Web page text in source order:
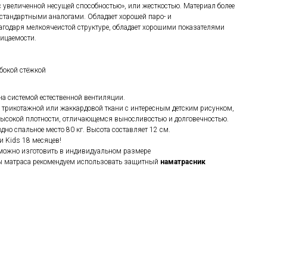
увеличенной несущей способностью», или жесткостью. Материал более
аналогами. Обладает хорошей паро- и
мелкоячеистой структуре, обладает хорошими показателями
стёжкой
системой естественной вентиляции.
или жаккардовой ткани с интересным детским рисунком,
плотности, отличающемся выносливостью и долговечностью.
спальное место 80 кг. Высота составляет 12 см.
Kids 18 месяцев!
изготовить в индивидуальном размере
рекомендуем использовать защитный наматрасник